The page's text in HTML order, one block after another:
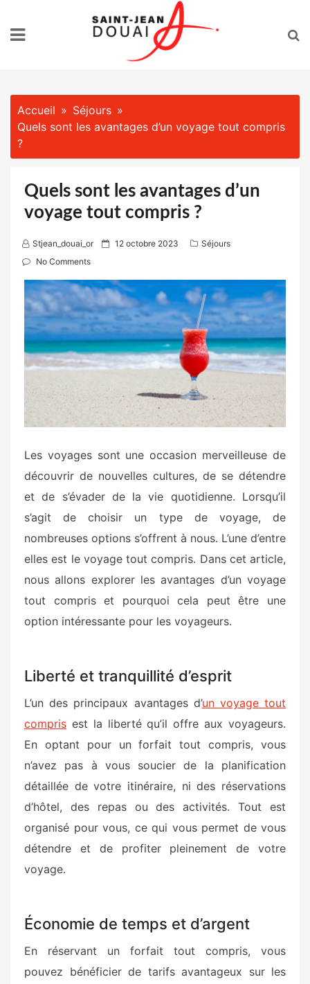
content
Accueil
Séjours
Quels sont les avantages d’un voyage tout compris
?
Quels sont les avantages d’un
voyage tout compris ?
Stjean_douai_or
P
t
o
n
12 octobre 2023
Séjours
No Comments
Les voyages sont une occasion merveilleuse de
découvrir de nouvelles cultures, de se détendre
et de s’évader de la vie quotidienne. Lorsqu’il
s’agit de choisir un type de voyage, de
nombreuses options s’offrent à nous. L’une d’entre
elles est le voyage tout compris. Dans cet article,
nous allons explorer les avantages d’un voyage
tout compris et pourquoi cela peut être une
option intéressante pour les voyageurs.
Liberté et tranquillité d’esprit
L’un des principaux avantages d’un voyage tout
compris est la liberté qu’il offre aux voyageurs.
En optant pour un forfait tout compris, vous
n’avez pas à vous soucier de la planification
détaillée de votre itinéraire, ni des réservations
d’hôtel, des repas ou des activités. Tout est
organisé pour vous, ce qui vous permet de vous
détendre et de profiter pleinement de votre
voyage.
Économie de temps et d’argent
En réservant un forfait tout compris, vous
pouvez bénéficier de tarifs avantageux sur les